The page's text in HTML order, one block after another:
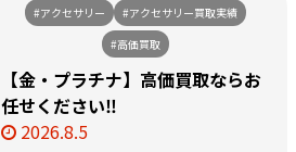
#アクセサリー
#アクセサリー買取実績
#高価買取
【金・プラチナ】高価買取ならお
任せください‼️
2026.8.5